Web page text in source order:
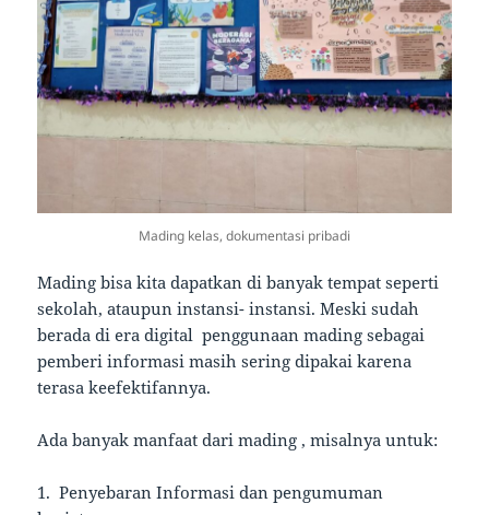
Mading kelas, dokumentasi pribadi
Mading bisa kita dapatkan di banyak tempat seperti
sekolah, ataupun instansi- instansi. Meski sudah
berada di era digital penggunaan mading sebagai
pemberi informasi masih sering dipakai karena
terasa keefektifannya.
Ada banyak manfaat dari mading , misalnya untuk:
1. Penyebaran Informasi dan pengumuman